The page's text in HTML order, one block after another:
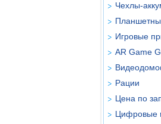
Чехлы-
Игровые
AR Game
Рации
Цена по
Цифровые